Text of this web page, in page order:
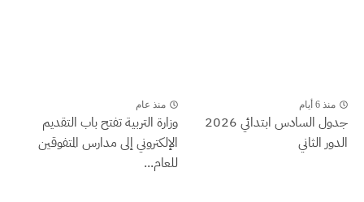
منذ 6 أيام
جدول السادس ابتدائي 2026
الدور الثاني
منذ عام
وزارة التربية تفتح باب التقديم
الإلكتروني إلى مدارس المتفوقين
للعام...